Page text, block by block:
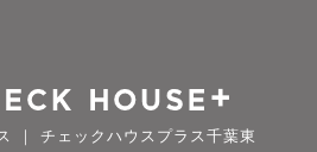
｜ チェックハウスプラス千葉東